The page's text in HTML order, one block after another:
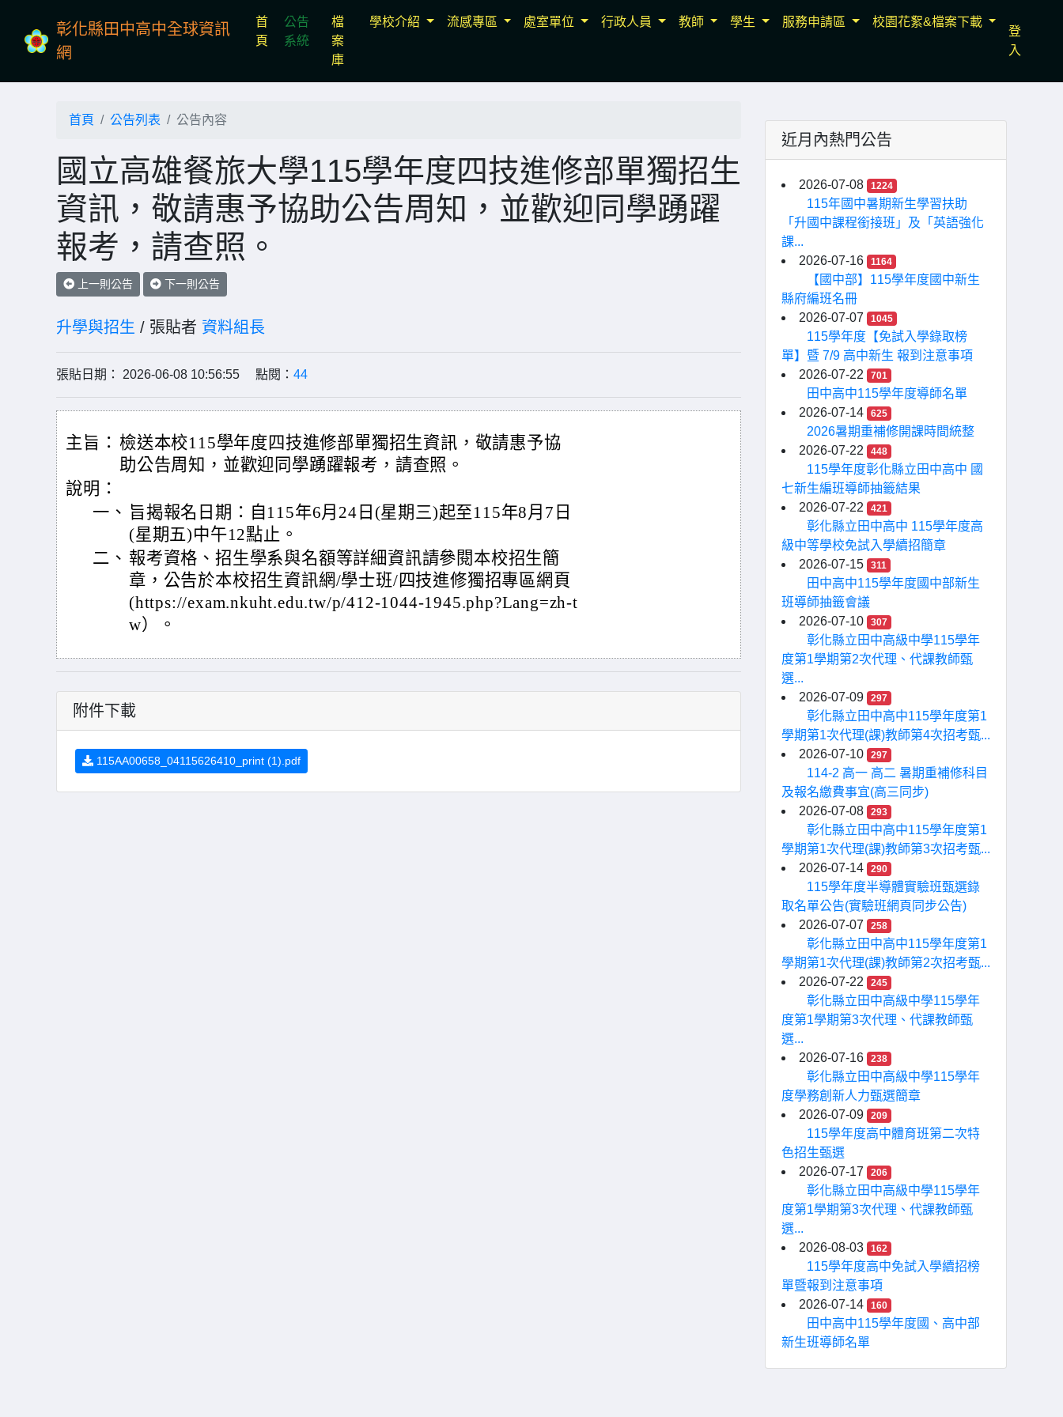
彰化縣田中高中全球資訊
網
首
頁 (current)
公告
系統
檔
案
庫
學校介紹 流感專區 處室單位 行政人員 教師 學生 服務申請區 校園花絮&檔案下載
登
入
首頁 公告列表 公告內容
國立高雄餐旅大學115學年度四技進修部單獨招生
資訊，敬請惠予協助公告周知，並歡迎同學踴躍
報考，請查照。
上一則公告 下一則公告
升學與招生 / 張貼者 資料組長
張貼日期： 2026-06-08 10:56:55 點閱： 44
主旨： 檢送本校115學年度四技進修部單獨招生資訊，敬請惠予協
助公告周知，並歡迎同學踴躍報考，請查照。
說明：
一、 旨揭報名日期：自115年6月24日(星期三)起至115年8月7日
(星期五)中午12點止。
二、 報考資格、招生學系與名額等詳細資訊請參閱本校招生簡
章，公告於本校招生資訊網/學士班/四技進修獨招專區網頁
(https://exam.nkuht.edu.tw/p/412-1044-1945.php?Lang=zh-t
w）。
附件下載
115AA00658_04115626410_print (1).pdf
近月內熱門公告
2026-07-08 1224
115年國中暑期新生學習扶助
「升國中課程銜接班」及「英語強化
課...
2026-07-16
1164
【國中部】115學年度國中新生
縣府編班名冊
2026-07-07
1045
115學年度【免試入學錄取榜
單】暨 7/9 高中新生 報到注意事項
2026-07-22
701
田中高中115學年度導師名單
2026-07-14
625
2026暑期重補修開課時間統整
2026-07-22
448
115學年度彰化縣立田中高中 國
七新生編班導師抽籤結果
2026-07-22
421
彰化縣立田中高中 115學年度高
級中等學校免試入學續招簡章
2026-07-15
311
田中高中115學年度國中部新生
班導師抽籤會議
2026-07-10
307
彰化縣立田中高級中學115學年
度第1學期第2次代理、代課教師甄
選...
2026-07-09
297
彰化縣立田中高中115學年度第1
學期第1次代理(課)教師第4次招考甄...
2026-07-10
297
114-2 高一 高二 暑期重補修科目
及報名繳費事宜(高三同步)
2026-07-08
293
彰化縣立田中高中115學年度第1
學期第1次代理(課)教師第3次招考甄...
2026-07-14
290
115學年度半導體實驗班甄選錄
取名單公告(實驗班網頁同步公告)
2026-07-07
258
彰化縣立田中高中115學年度第1
學期第1次代理(課)教師第2次招考甄...
2026-07-22
245
彰化縣立田中高級中學115學年
度第1學期第3次代理、代課教師甄
選...
2026-07-16
238
彰化縣立田中高級中學115學年
度學務創新人力甄選簡章
2026-07-09
209
115學年度高中體育班第二次特
色招生甄選
2026-07-17
206
彰化縣立田中高級中學115學年
度第1學期第3次代理、代課教師甄
選...
2026-08-03
162
115學年度高中免試入學續招榜
單暨報到注意事項
2026-07-14
160
田中高中115學年度國、高中部
新生班導師名單